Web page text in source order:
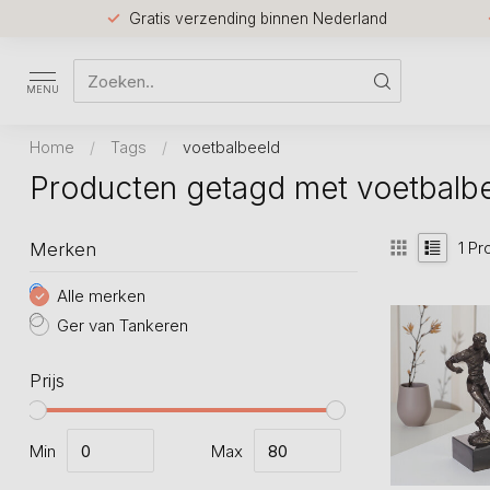
Gratis verzending binnen Nederland
MENU
Home / Tags / voetbalbeeld
Producten getagd met
Merken
Alle merken
Ger van Tankeren
Prijs
Min Max
1